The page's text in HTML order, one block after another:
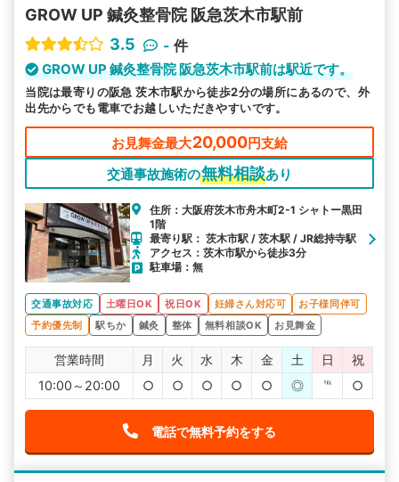
詳細条件で絞り込む
その他の検索方法
駅から探す 院名から探す
GROW UP 鍼灸整骨院 阪急茨木市駅前
3.5
- 件
GROW UP 鍼灸整骨院 阪急茨木市駅前は駅近です。
当院は最寄りの阪急 茨木市駅から徒歩2分の場所にあるので、外
出先からでも電車でお越しいただきやすいです。
お見舞金最大20,000円支給
交通事故施術の無料相談あり
住所：大阪府茨木市舟木町2-1 シャトー黒田
1階
最寄り駅： 茨木市駅 / 茨木駅 / JR総持寺駅
アクセス：茨木市駅から徒歩3分
駐車場：無
交通事故対応 土曜日OK 祝日OK 妊婦さん対応可
お子様同伴可
予約優先制
駅ちか 鍼灸 整体 無料相談OK お見舞金
営業時間 月 火 水 木 金 土 日
祝
10:00～20:00
○ ○ ○ ○ ○ ◎ ℡ ○
電話で無料予約をする